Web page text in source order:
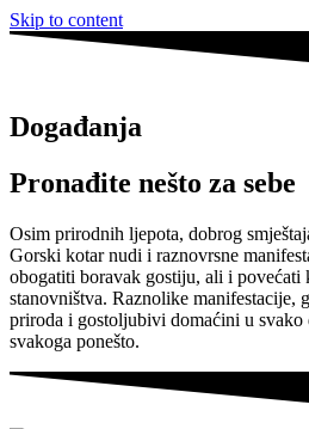
Skip to content
Događanja
Pronađite nešto za sebe
Osim prirodnih ljepota, dobrog
Gorski kotar nudi i raznovrsne
obogatiti boravak gostiju, ali i
stanovništva. Raznolike manifestacije,
priroda i gostoljubivi domaćini u svako
svakoga ponešto.